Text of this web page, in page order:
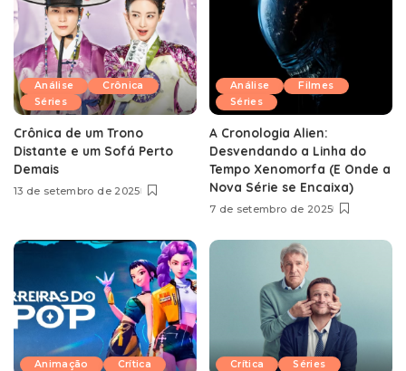
Análise
Crônica
Séries
Crônica de um Trono
Distante e um Sofá Perto
Demais
13 de setembro de 2025
Análise
Filmes
Séries
A Cronologia Alien:
Desvendando a Linha do
Tempo Xenomorfa (E Onde a
Nova Série se Encaixa)
7 de setembro de 2025
Animação Crítica Crítica Séries